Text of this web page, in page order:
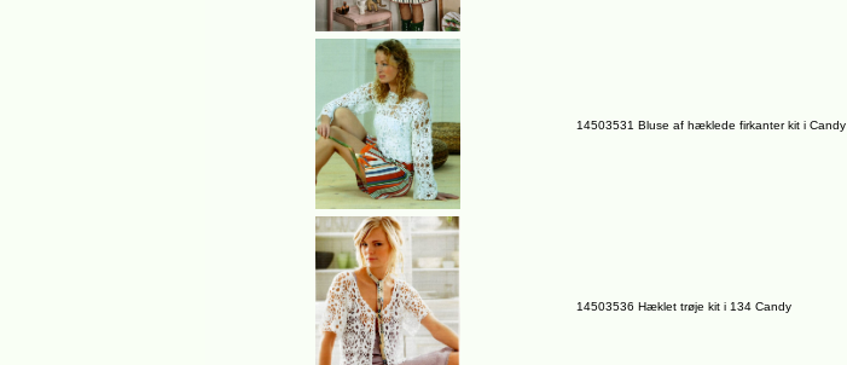
14503531 Bluse af hæklede firkanter kit i Candy
14503536 Hæklet trøje kit i 134 Candy